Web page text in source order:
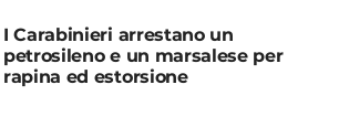
I Carabinieri arrestano un
petrosileno e un marsalese per
rapina ed estorsione